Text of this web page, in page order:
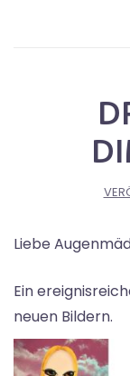
Liebe
Ein
neuen Bildern.